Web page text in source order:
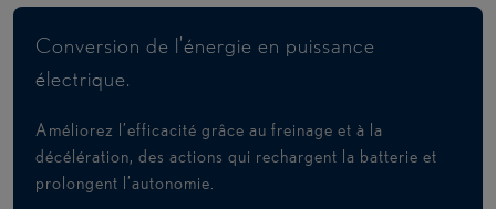
Conversion de l’énergie en puissance
électrique. ​
Améliorez l’efficacité grâce au freinage et à la
décélération, des actions qui rechargent la batterie et
prolongent l’autonomie.